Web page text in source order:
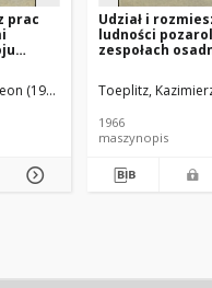
prac
(1902-1991).
Udział i
ludności
zespołach
Toeplitz,
1966
maszynopis